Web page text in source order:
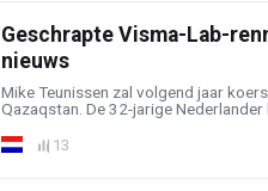
Geschrapte Visma-Lab-
nieuws
Mike Teunissen zal volgend jaar
Qazaqstan. De 32-jarige Nederlander
13